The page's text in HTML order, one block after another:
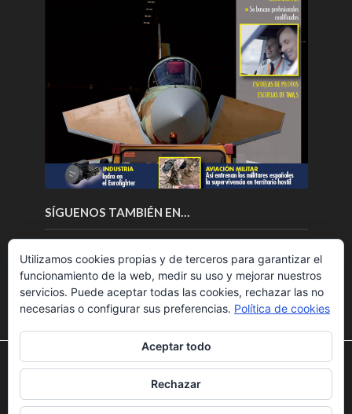
SÍGUENOS TAMBIÉN EN…
Copyright © 2018.Fly News.Noticias aerospacial
UAS aviación comercial
Utilizamos cookies para ofrecerte la mejor experiencia en
nuestra web.
Puedes aprender más sobre qué cookies utilizamos o
desactivarlas en losajustes.
Utilizamos cookies propias y de terceros para garantizar el
funcionamiento de la web, medir su uso y mejorar nuestros
servicios. Puede aceptar todas las cookies, rechazar las no
necesarias o configurar sus preferencias. Política de cookies
Aceptar todo
Rechazar